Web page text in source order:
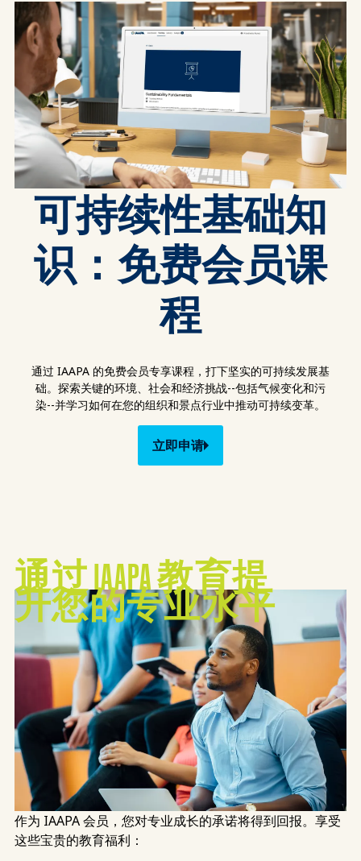
可持续性基础知
识：免费会员课
程
通过 IAAPA 的免费会员专享课程，打下坚实的可持续发展基
础。探索关键的环境、社会和经济挑战--包括气候变化和污
染--并学习如何在您的组织和景点行业中推动可持续变革。
立即申请
使命愿景
通过 IAAPA 教育提
升您的专业水平
作为 IAAPA 会员，您对专业成长的承诺将得到回报。享受
这些宝贵的教育福利：